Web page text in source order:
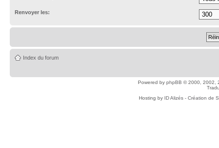
Renvoyer les:
Index du forum
Powered by phpBB © 2000, 2002,
Hosting by ID Alizés - Création de